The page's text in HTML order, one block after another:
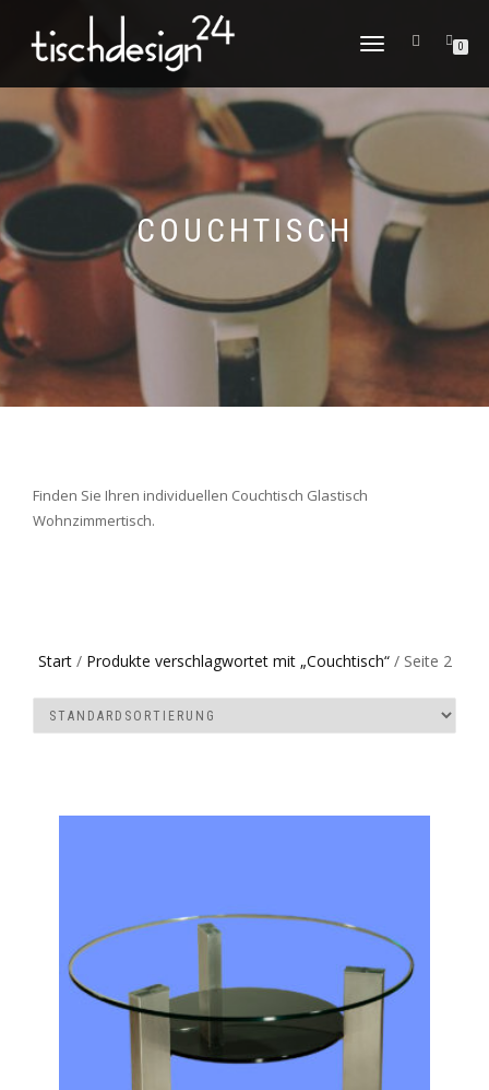
NAVIGATION
0
COUCHTISCH
Finden Sie Ihren individuellen Couchtisch Glastisch
Wohnzimmertisch.
Start/ Produkte verschlagwortet mit „Couchtisch“/ Seite 2